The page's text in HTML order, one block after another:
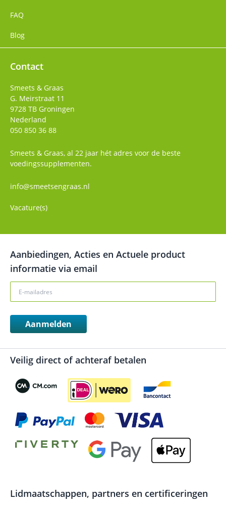
FAQ
Blog
Contact
Smeets & Graas
G. Meirstraat 11
9728 TB Groningen
Nederland
050 850 36 88
Smeets & Graas, al 22 jaar hét adres voor de beste
voedingssupplementen.
info@smeetsengraas.nl
Vacature(s)
Aanbiedingen, Acties en Actuele product
informatie via email
Aanmelden
Veilig direct of achteraf betalen
Lidmaatschappen, partners en certificeringen